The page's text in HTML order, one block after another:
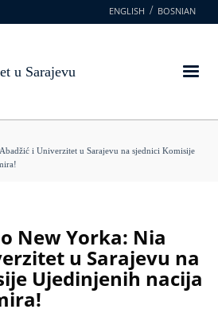
ENGLISH BOSNIAN
u Sarajevu
i Univerzitet u Sarajevu na sjednici Komisije
New Yorka: Nia
u Sarajevu na
Ujedinjenih nacija